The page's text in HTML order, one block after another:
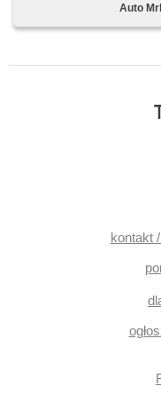
provozu při couvání
parkovací senzory
kierownica,
mobilních telefonů,
opuszczane przednie
skórzana tapicerka,
aktywne siedzenie dla
ciśnienia opon,
digitální příjem rádia
kanapa tylna
zadní skla, přední
siedzeń, chowane
deska, malý kožený
Auto
kontakt